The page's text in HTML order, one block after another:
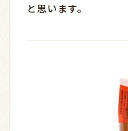
と思います。